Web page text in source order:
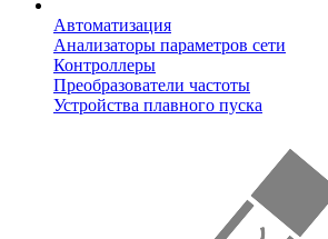
Автоматизация
Анализаторы параметров сети
Контроллеры
Преобразователи частоты
Устройства плавного пуска